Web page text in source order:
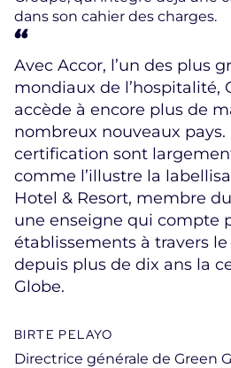
dans son cahier des charges.
Avec Accor, l’un des plus
mondiaux de l’hospitalité,
accède à encore plus de
nombreux nouveaux pays.
certification sont
comme l’illustre la
Hotel & Resort, membre
une enseigne qui compte
établissements à travers
depuis plus de dix ans la
Globe.
BIRTE PELAYO
Directrice générale de Green